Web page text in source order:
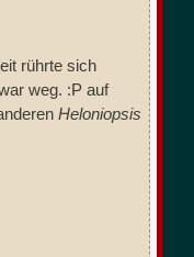
rührte sich
weg. :P auf
Heloniopsis